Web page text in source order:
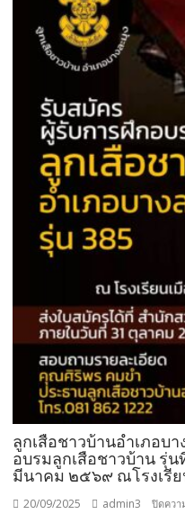
ลูกเสือชาวบ้านอำเภอบ
อบรมลูกเสือชาวบ้าน รุ่น
มีนาคม ๒๕๖๙ ณโรงเรี
20/09/2025 admin3 ปิดควา